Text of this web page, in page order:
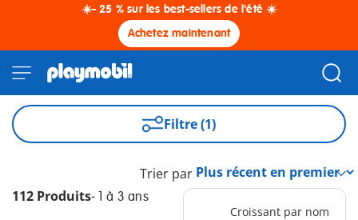
☀️- 25 % sur les best-sellers de l'été ☀️
Achetez maintenant
Filtre (1)
112 Produits- 1 à 3 ans
Trier par
Croissant par nom